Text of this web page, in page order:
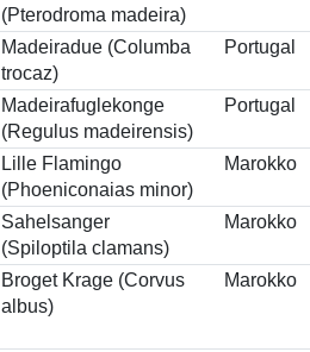
(Pterodroma madeira)
Madeiradue (Columba
trocaz)
Portugal
Madeirafuglekonge
(Regulus madeirensis)
Portugal
Lille Flamingo
(Phoeniconaias minor)
Marokko
Sahelsanger
(Spiloptila clamans)
Marokko
Broget Krage (Corvus
albus)
Marokko